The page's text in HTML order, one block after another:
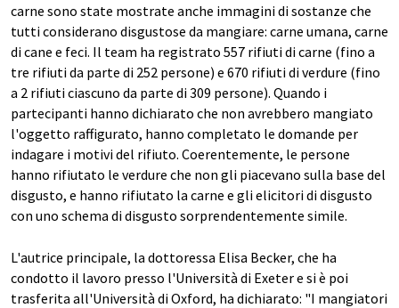
carne sono state mostrate anche immagini di sostanze che
tutti considerano disgustose da mangiare: carne umana, carne
di cane e feci. Il team ha registrato 557 rifiuti di carne (fino a
tre rifiuti da parte di 252 persone) e 670 rifiuti di verdure (fino
a 2 rifiuti ciascuno da parte di 309 persone). Quando i
partecipanti hanno dichiarato che non avrebbero mangiato
l'oggetto raffigurato, hanno completato le domande per
indagare i motivi del rifiuto. Coerentemente, le persone
hanno rifiutato le verdure che non gli piacevano sulla base del
disgusto, e hanno rifiutato la carne e gli elicitori di disgusto
con uno schema di disgusto sorprendentemente simile.
L'autrice principale, la dottoressa Elisa Becker, che ha
condotto il lavoro presso l'Università di Exeter e si è poi
trasferita all'Università di Oxford, ha dichiarato: "I mangiatori